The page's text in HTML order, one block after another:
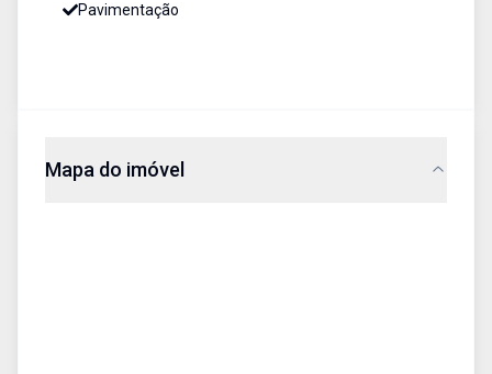
Pavimentação
Mapa do imóvel